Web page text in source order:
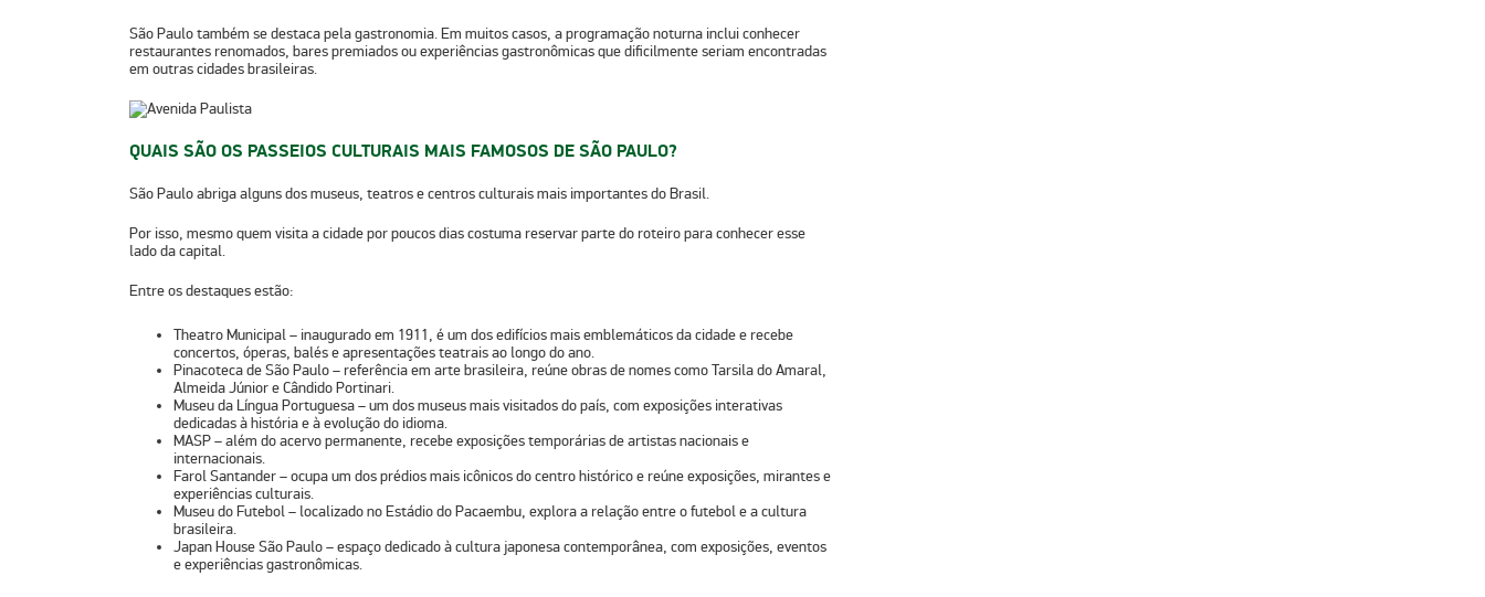
São Paulo também se destaca pelagastronomia. Em muitos casos, a programação noturna inclui conhecer
restaurantes renomados, bares premiados ou experiências gastronômicas que dificilmente seriam encontradas
em outras cidades brasileiras.
QUAIS SÃO OS PASSEIOS CULTURAIS MAIS FAMOSOS DE SÃO PAULO?
São Paulo abriga alguns dosmuseus, teatros e centros culturais mais importantes do Brasil.
Por isso, mesmo quem visita a cidade por poucos dias costuma reservar parte do roteiro para conhecer esse
lado da capital.
Entre os destaques estão:
Theatro Municipal– inaugurado em 1911, é um dos edifícios mais emblemáticos da cidade e recebe
concertos, óperas, balés e apresentações teatrais ao longo do ano.
Pinacoteca de São Paulo– referência em arte brasileira, reúne obras de nomes como Tarsila do Amaral,
Almeida Júnior e Cândido Portinari.
Museu da Língua Portuguesa– um dos museus mais visitados do país, com exposições interativas
dedicadas à história e à evolução do idioma.
MASP– além do acervo permanente, recebe exposições temporárias de artistas nacionais e
internacionais.
Farol Santander– ocupa um dos prédios mais icônicos do centro histórico e reúne exposições, mirantes e
experiências culturais.
Museu do Futebol– localizado no Estádio do Pacaembu, explora a relação entre o futebol e a cultura
brasileira.
Japan House São Paulo– espaço dedicado à cultura japonesa contemporânea, com exposições, eventos
e experiências gastronômicas.